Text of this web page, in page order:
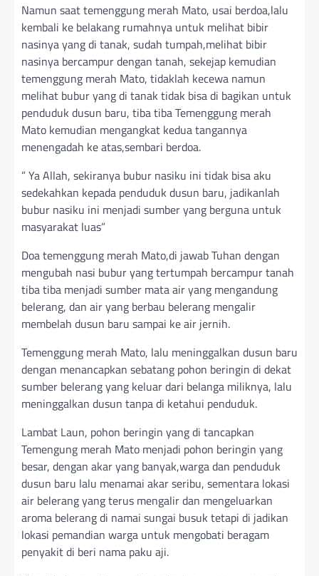
Namun saat temenggung merah Mato, usai berdoa,lalu
kembali ke belakang rumahnya untuk melihat bibir
nasinya yang di tanak, sudah tumpah,melihat bibir
nasinya bercampur dengan tanah, sekejap kemudian
temenggung merah Mato, tidaklah kecewa namun
melihat bubur yang di tanak tidak bisa di bagikan untuk
penduduk dusun baru, tiba tiba Temenggung merah
Mato kemudian mengangkat kedua tangannya
menengadah ke atas,sembari berdoa.
” Ya Allah, sekiranya bubur nasiku ini tidak bisa aku
sedekahkan kepada penduduk dusun baru, jadikanlah
bubur nasiku ini menjadi sumber yang berguna untuk
masyarakat luas”
Doa temenggung merah Mato,di jawab Tuhan dengan
mengubah nasi bubur yang tertumpah bercampur tanah
tiba tiba menjadi sumber mata air yang mengandung
belerang, dan air yang berbau belerang mengalir
membelah dusun baru sampai ke air jernih.
Temenggung merah Mato, lalu meninggalkan dusun baru
dengan menancapkan sebatang pohon beringin di dekat
sumber belerang yang keluar dari belanga miliknya, lalu
meninggalkan dusun tanpa di ketahui penduduk.
Lambat Laun, pohon beringin yang di tancapkan
Temengung merah Mato menjadi pohon beringin yang
besar, dengan akar yang banyak,warga dan penduduk
dusun baru lalu menamai akar seribu, sementara lokasi
air belerang yang terus mengalir dan mengeluarkan
aroma belerang di namai sungai busuk tetapi di jadikan
lokasi pemandian warga untuk mengobati beragam
penyakit di beri nama paku aji.